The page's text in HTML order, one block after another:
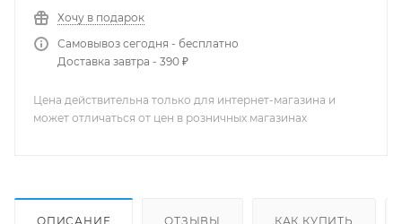
Хочу в подарок
Самовывоз сегодня - бесплатно
Доставка завтра - 390 ₽
Цена действительна только для интернет-магазина и
может отличаться от цен в розничных магазинах
ОПИСАНИЕ ОТЗЫВЫ КАК КУПИТЬ